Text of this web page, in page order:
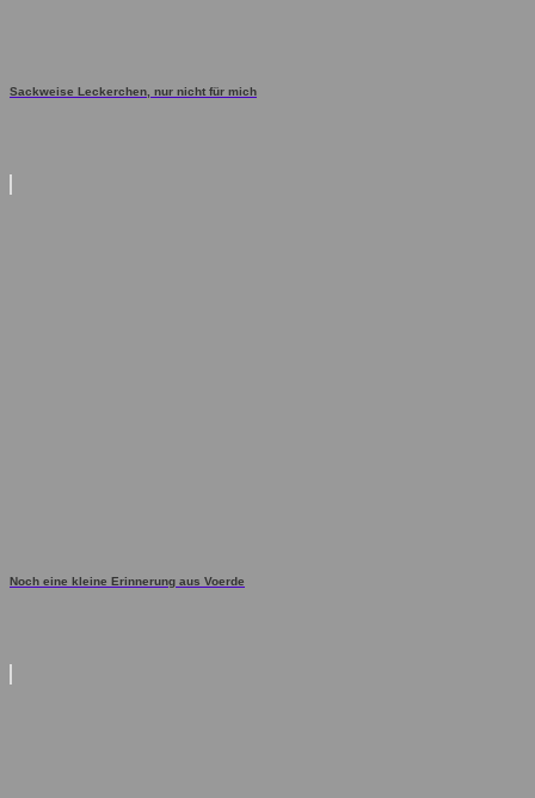
Sackweise Leckerchen, nur nicht für mich
Noch eine kleine Erinnerung aus Voerde